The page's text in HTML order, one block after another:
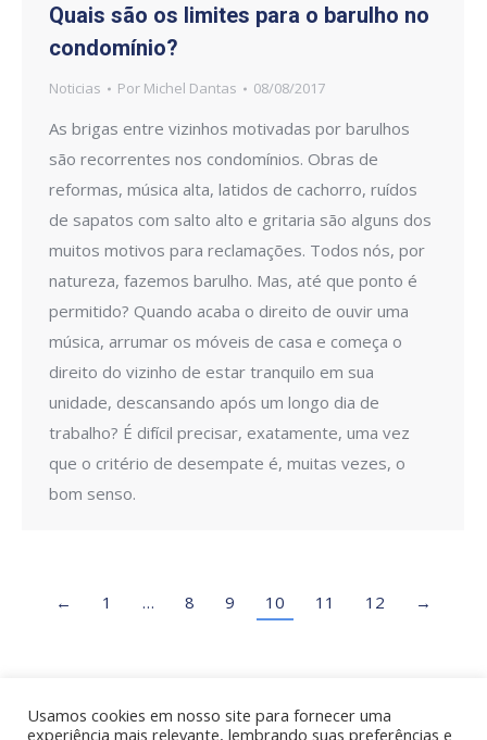
Quais são os limites para o barulho no
condomínio?
Noticias Por Michel Dantas 08/08/2017
As brigas entre vizinhos motivadas por barulhos
são recorrentes nos condomínios. Obras de
reformas, música alta, latidos de cachorro, ruídos
de sapatos com salto alto e gritaria são alguns dos
muitos motivos para reclamações. Todos nós, por
natureza, fazemos barulho. Mas, até que ponto é
permitido? Quando acaba o direito de ouvir uma
música, arrumar os móveis de casa e começa o
direito do vizinho de estar tranquilo em sua
unidade, descansando após um longo dia de
trabalho? É difícil precisar, exatamente, uma vez
que o critério de desempate é, muitas vezes, o
bom senso.
← 1 … 8 9 10 11 12 →
Usamos cookies em nosso site para fornecer uma
experiência mais relevante, lembrando suas preferências e